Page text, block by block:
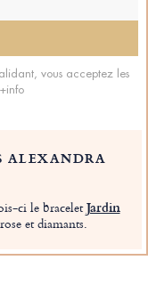
vous acceptez les
+info
ALEXANDRA
ci le braceletJardin
et diamants.